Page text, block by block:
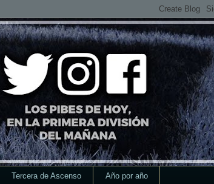
Tercera de Ascenso Año por año